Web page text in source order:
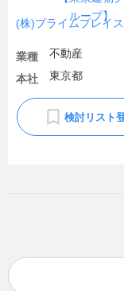
業種
不動産
本社
東京都
検討リスト